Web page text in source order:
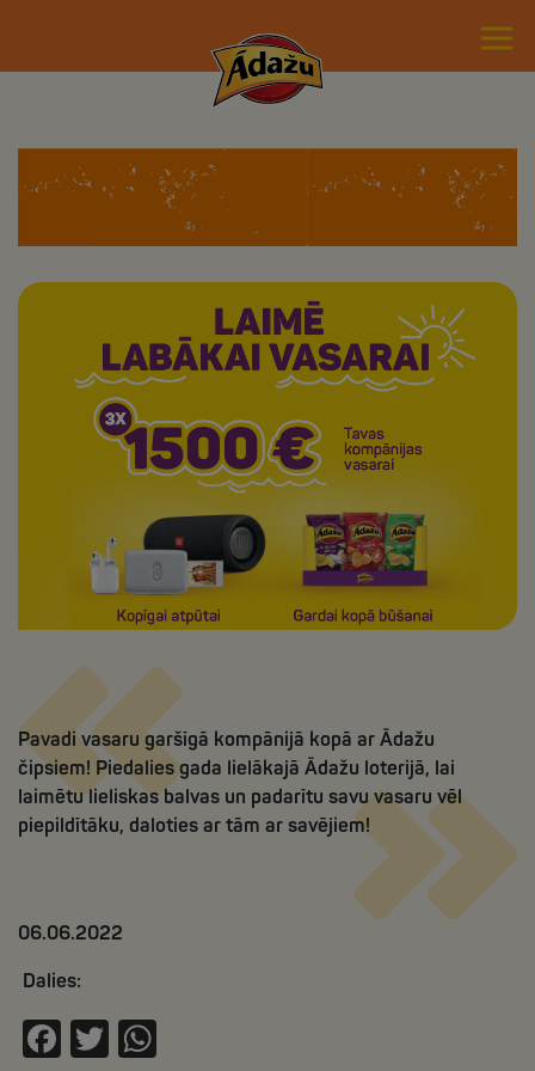
VASARA GARŠĪGĀ
KOMPĀNIJĀ
Pavadi vasaru garšīgā kompānijā kopā ar Ādažu
čipsiem! Piedalies gada lielākajā Ādažu loterijā, lai
laimētu lieliskas balvas un padarītu savu vasaru vēl
piepildītāku, daloties ar tām ar savējiem!
06.06.2022
Dalies:
Facebook
Twitter